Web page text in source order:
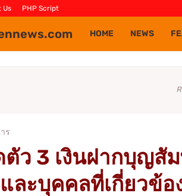
Us PHP Script
HOME NEWS
ร
ตัว 3 เงินฝากบุญสั
ละบุคคลที่เกี่ยวข้อ